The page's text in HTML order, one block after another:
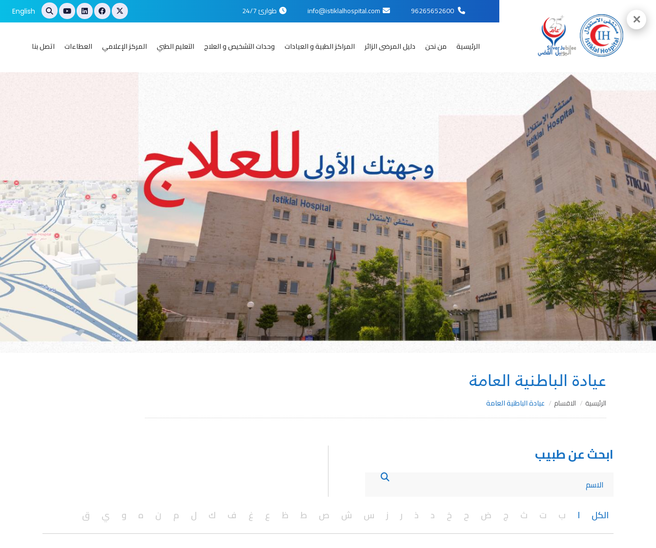
info@istiklalhospital.com طوارئ 24/7 English
الرئيسية من نحن دليل المرضى الزائر المراكز الطبية و العيادات وحدات التشخيص و العلاج التعليم الطبي المركز الإعلامي العطاءات اتصل بنا
عيادة الباطنية العامة
الرئيسية الاقسام عيادة الباطنية العامة
ابحث عن طبيب
الكل ا ب ت ث ج ض ح خ د ذ ر ز س ش ص ط ظ ع غ ف ك ل م ن ه و ي ق
✕